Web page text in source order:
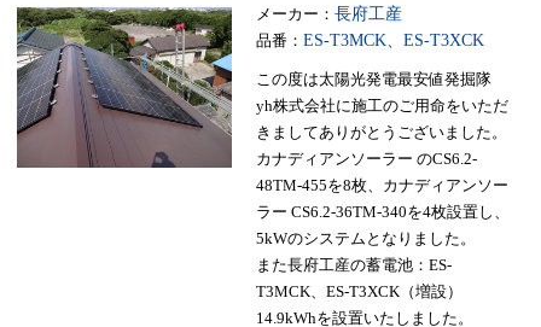
メーカー： 長府工産
品番： ES-T3MCK、ES-T3XCK
この度は太陽光発電最安値発掘隊
yh株式会社に施工のご用命をいただ
きましてありがとうございました。
カナディアンソーラー のCS6.2-
48TM-455を8枚、カナディアンソー
ラー CS6.2-36TM-340を4枚設置し、
5kWのシステムとなりました。
また長府工産の蓄電池：ES-
T3MCK、ES-T3XCK（増設）
14.9kWhを設置いたしました。